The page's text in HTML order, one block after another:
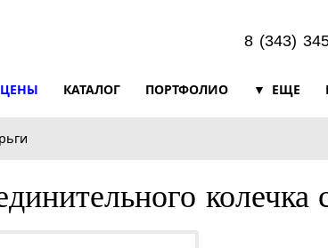
8 (343)
ЦЕНЫ КАТАЛОГ ПОРТФОЛИО ЕЩЕ
колечка